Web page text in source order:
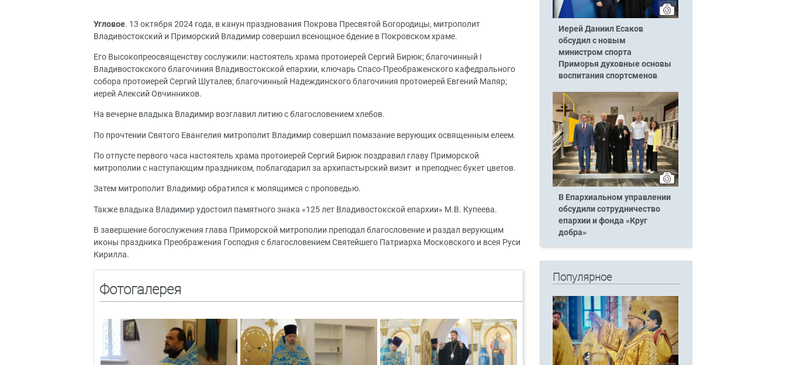
Угловое. 13 октября 2024 года, в канун празднования Покрова Пресвятой Богородицы, митрополит
Владивостокский и Приморский Владимир совершил всенощное бдение в Покровском храме.
Его Высокопреосвященству сослужили: настоятель храма протоиерей Сергий Бирюк; благочинный I
Владивостокского благочиния Владивостокской епархии, ключарь Спасо-Преображенского кафедрального
собора протоиерей Сергий Шуталев; благочинный Надеждинского благочиния протоиерей Евгений Маляр;
иерей Алексий Овчинников.
На вечерне владыка Владимир возглавил литию с благословением хлебов.
По прочтении Святого Евангелия митрополит Владимир совершил помазание верующих освященным елеем.
По отпусте первого часа настоятель храма протоиерей Сергий Бирюк поздравил главу Приморской
митрополии с наступающим праздником, поблагодарил за архипастырский визит и преподнес букет цветов.
Затем митрополит Владимир обратился к молящимся с проповедью.
Также владыка Владимир удостоил памятного знака «125 лет Владивостокской епархии» М.В. Купеева.
В завершение богослужения глава Приморской митрополии преподал благословение и раздал верующим
иконы праздника Преображения Господня с благословением Святейшего Патриарха Московского и всея Руси
Кирилла.
Фотогалерея
Иерей Даниил Есаков
обсудил с новым
министром спорта
Приморья духовные основы
воспитания спортсменов
В Епархиальном управлении
обсудили сотрудничество
епархии и фонда «Круг
добра»
Популярное